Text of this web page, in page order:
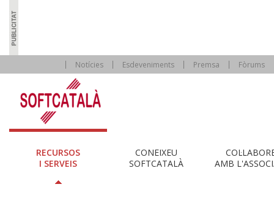
Notícies Esdeveniments Premsa Fòrums
RECURSOS
I SERVEIS
CONEIXEU
SOFTCATALÀ
AMB